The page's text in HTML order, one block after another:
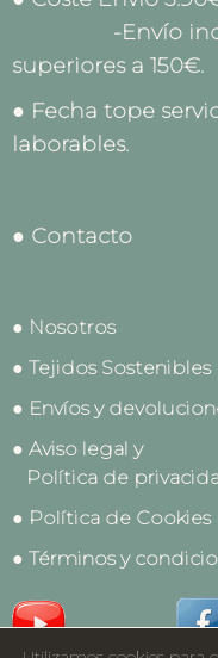
-Envío
superiores a 150€.
● Fecha tope
laborables.
● Contacto
● Nosotros
● Tejidos Sostenibles
● Envíos y
● Aviso legal y
Política de
● Política de Cookies
● Términos y